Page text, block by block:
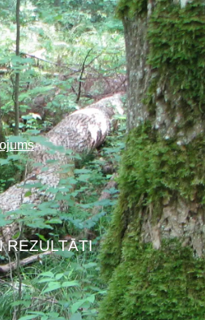
REZULTĀTI